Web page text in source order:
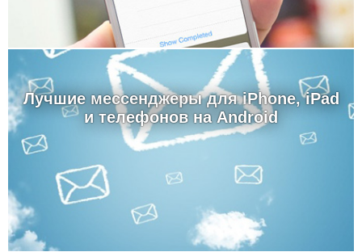
Лучшие мессенджеры для iPhone, iPad
и телефонов на Android